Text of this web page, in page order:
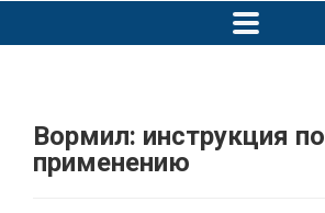
Вормил: инструкция по
применению